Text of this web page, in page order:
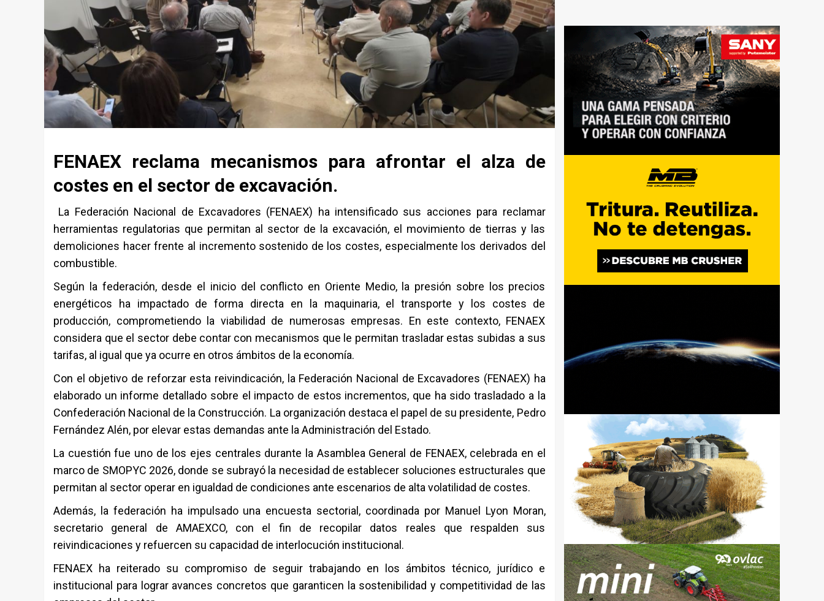
FENAEX reclama mecanismos para afrontar el alza de
costes en el sector de excavación.
La Federación Nacional de Excavadores (FENAEX) ha intensificado sus acciones para reclamar
herramientas regulatorias que permitan al sector de la excavación, el movimiento de tierras y las
demoliciones hacer frente al incremento sostenido de los costes, especialmente los derivados del
combustible.
Según la federación, desde el inicio del conflicto en Oriente Medio, la presión sobre los precios
energéticos ha impactado de forma directa en la maquinaria, el transporte y los costes de
producción, comprometiendo la viabilidad de numerosas empresas. En este contexto, FENAEX
considera que el sector debe contar con mecanismos que le permitan trasladar estas subidas a sus
tarifas, al igual que ya ocurre en otros ámbitos de la economía.
Con el objetivo de reforzar esta reivindicación, la Federación Nacional de Excavadores (FENAEX) ha
elaborado un informe detallado sobre el impacto de estos incrementos, que ha sido trasladado a la
Confederación Nacional de la Construcción. La organización destaca el papel de su presidente, Pedro
Fernández Alén, por elevar estas demandas ante la Administración del Estado.
La cuestión fue uno de los ejes centrales durante la Asamblea General de FENAEX, celebrada en el
marco de SMOPYC 2026, donde se subrayó la necesidad de establecer soluciones estructurales que
permitan al sector operar en igualdad de condiciones ante escenarios de alta volatilidad de costes.
Además, la federación ha impulsado una encuesta sectorial, coordinada por Manuel Lyon Moran,
secretario general de AMAEXCO, con el fin de recopilar datos reales que respalden sus
reivindicaciones y refuercen su capacidad de interlocución institucional.
FENAEX ha reiterado su compromiso de seguir trabajando en los ámbitos técnico, jurídico e
institucional para lograr avances concretos que garanticen la sostenibilidad y competitividad de las